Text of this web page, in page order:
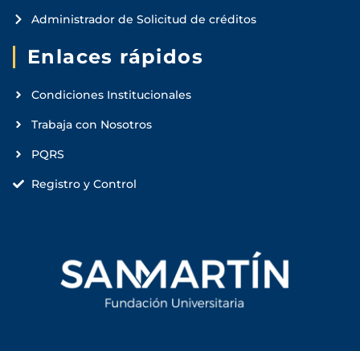
Administrador de Solicitud de créditos
Enlaces rápidos
Condiciones Institucionales
Trabaja con Nosotros
PQRS
Registro y Control